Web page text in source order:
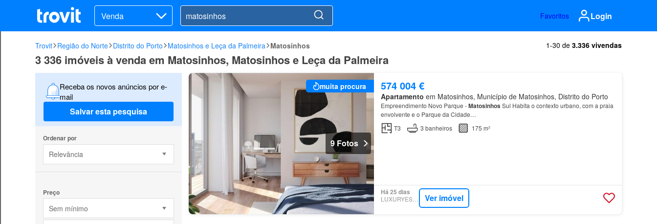
Venda Favoritos Login
Trovit Região do Norte Distrito do Porto Matosinhos e Leça da Palmeira Matosinhos 1-30 de 3.336 vivendas
3 336 imóveis à venda em Matosinhos, Matosinhos e Leça da Palmeira
Receba os novos anúncios por e-
mail
Salvar esta pesquisa
Ordenar por
Relevância
Preço
Sem mínimo
muita procura
9 Fotos
574 004 €
Apartamento em Matosinhos, Município de Matosinhos, Distrito do Porto
Empreendimento Novo Parque -Matosinhos Sul Habita o contexto urbano, com a praia
envolvente e o Parque da Cidade…
T3
3 banheiros 175 m²
Há 25 dias
LUXURYESTATE Ver imóvel